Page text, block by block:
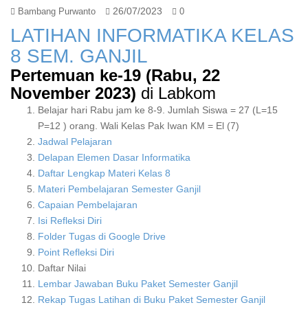
Bambang Purwanto 26/07/2023 0
LATIHAN INFORMATIKA KELAS
8 SEM. GANJIL
Pertemuan ke-19 (Rabu, 22
November 2023) di Labkom
Belajar hari Rabu jam ke 8-9. Jumlah Siswa = 27 (L=15
P=12 ) orang. Wali Kelas Pak Iwan KM = El (7)
Jadwal Pelajaran
Delapan Elemen Dasar Informatika
Daftar Lengkap Materi Kelas 8
Materi Pembelajaran Semester Ganjil
Capaian Pembelajaran
Isi Refleksi Diri
Folder Tugas di Google Drive
Point Refleksi Diri
Daftar Nilai
Lembar Jawaban Buku Paket Semester Ganjil
Rekap Tugas Latihan di Buku Paket Semester Ganjil